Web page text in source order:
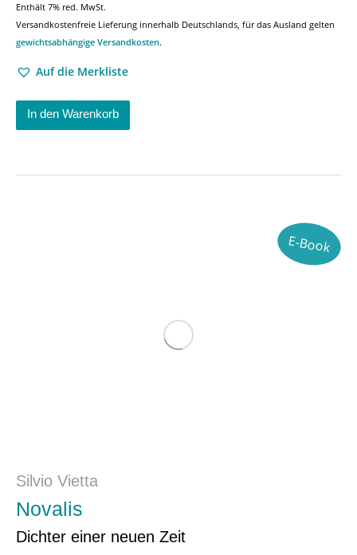
Enthält 7% red. MwSt.
Versandkostenfreie Lieferung innerhalb Deutschlands, für das Ausland gelten
gewichtsabhängige Versandkosten.
Auf die Merkliste
In den Warenkorb
E-Book
Silvio Vietta
Novalis
Dichter einer neuen Zeit